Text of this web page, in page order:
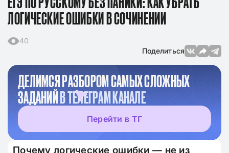
ЛОГИЧЕСКИЕ ОШИБКИ В СОЧИНЕНИИ
40
Поделиться
ДЕЛИМСЯ РАЗБОРОМ САМЫХ СЛОЖНЫХ
ЗАДАНИЙВ ТЕЛЕГРАМ КАНАЛЕ
Перейти в ТГ
Почему логические ошибки — не из